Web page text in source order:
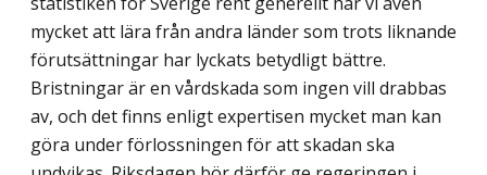
mycket att lära från andra länder som trots liknande
förutsätt­ningar har lyckats betydligt bättre.
Bristningar är en vårdskada som ingen vill drabbas
av, och det finns enligt expertisen mycket man kan
göra under förlossningen för att skadan ska